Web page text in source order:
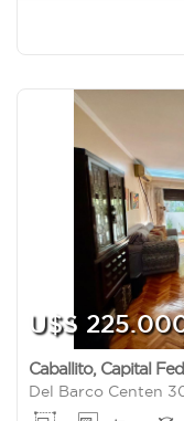
U$S
Caballito, Capital
Del Barco Centen